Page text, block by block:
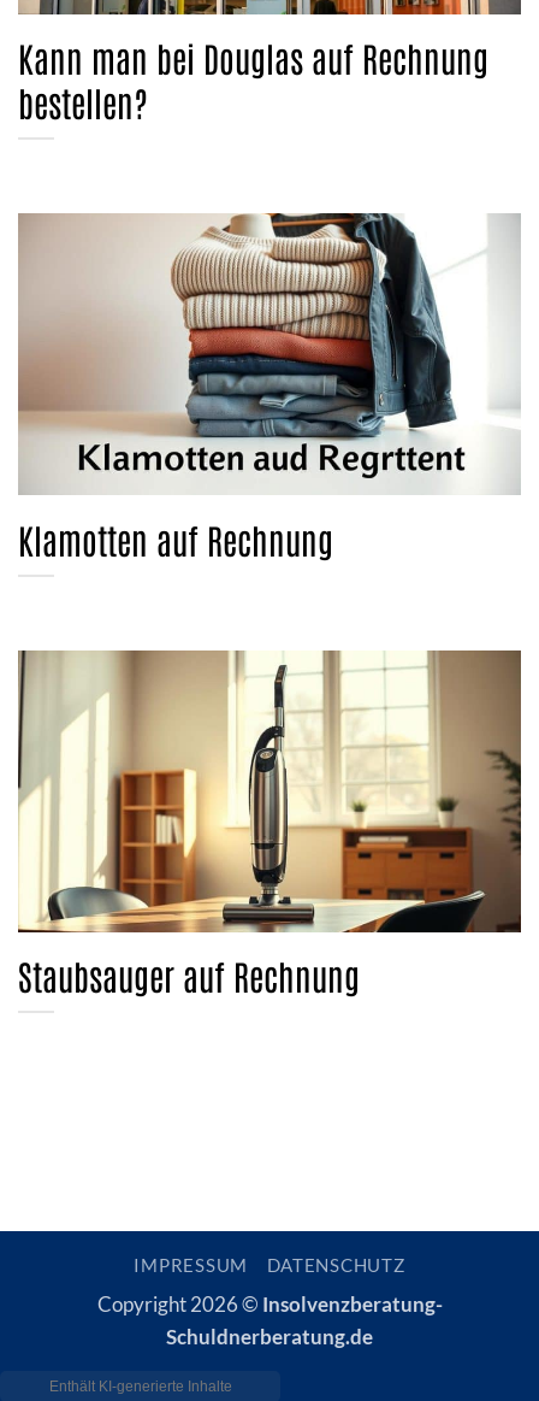
Kann man bei Douglas auf Rechnung
bestellen?
Klamotten auf Rechnung
Staubsauger auf Rechnung
IMPRESSUM DATENSCHUTZ
Copyright 2026 © Insolvenzberatung-
Schuldnerberatung.de